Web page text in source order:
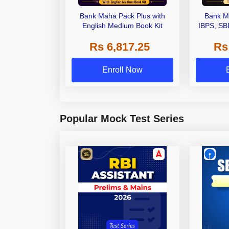
Bank Maha Pack Plus with
English Medium Book Kit
Rs 6,817.25
Enroll Now
Bank
IBPS,
Other
Popular Mock Test Series